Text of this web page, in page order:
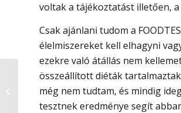
voltak a tájékoztatást illetően,
Csak ajánlani tudom a
élelmiszereket kell elhagyni
ezekre való átállás nem
összeállított diéták
még nem tudtam, és mindig
tesztnek eredménye segít
Tájékoztató és
Beleegyező
Nyilatkozat